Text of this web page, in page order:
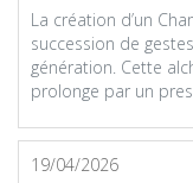
La création d’un
succession de
génération. Cette
prolonge par un
19/04/2026